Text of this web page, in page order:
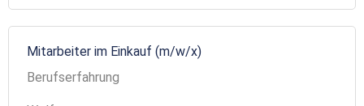
Mitarbeiter im Einkauf (m/w/x)
Berufserfahrung